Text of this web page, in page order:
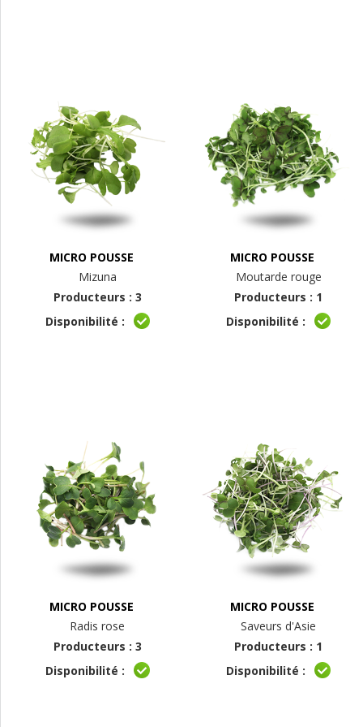
MICRO POUSSE
Mizuna
Producteurs : 3
Disponibilité :
MICRO POUSSE
Moutarde rouge
Producteurs : 1
Disponibilité :
MICRO POUSSE
Radis rose
Producteurs : 3
Disponibilité :
MICRO POUSSE
Saveurs d'Asie
Producteurs : 1
Disponibilité :